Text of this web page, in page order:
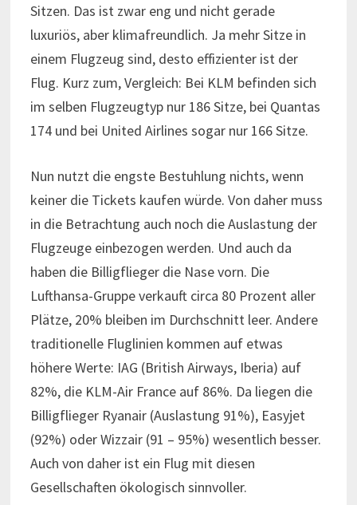
Sitzen. Das ist zwar eng und nicht gerade
luxuriös, aber klimafreundlich. Ja mehr Sitze in
einem Flugzeug sind, desto effizienter ist der
Flug. Kurz zum, Vergleich: Bei KLM befinden sich
im selben Flugzeugtyp nur 186 Sitze, bei Quantas
174 und bei United Airlines sogar nur 166 Sitze.
Nun nutzt die engste Bestuhlung nichts, wenn
keiner die Tickets kaufen würde. Von daher muss
in die Betrachtung auch noch die Auslastung der
Flugzeuge einbezogen werden. Und auch da
haben die Billigflieger die Nase vorn. Die
Lufthansa-Gruppe verkauft circa 80 Prozent aller
Plätze, 20% bleiben im Durchschnitt leer. Andere
traditionelle Fluglinien kommen auf etwas
höhere Werte: IAG (British Airways, Iberia) auf
82%, die KLM-Air France auf 86%. Da liegen die
Billigflieger Ryanair (Auslastung 91%), Easyjet
(92%) oder Wizzair (91 – 95%) wesentlich besser.
Auch von daher ist ein Flug mit diesen
Gesellschaften ökologisch sinnvoller.